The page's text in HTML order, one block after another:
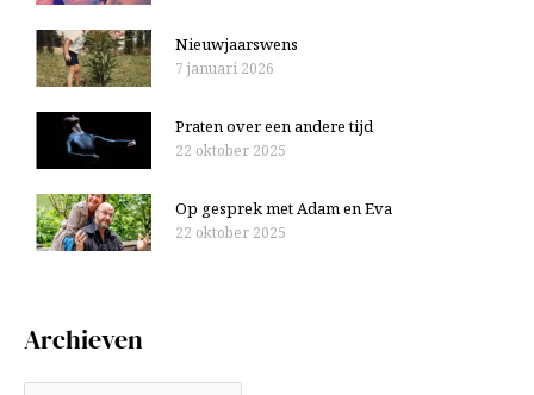
Nieuwjaarswens
7 januari 2026
Praten over een andere tijd
22 oktober 2025
Op gesprek met Adam en Eva
22 oktober 2025
Archieven